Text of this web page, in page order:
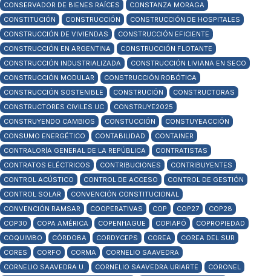
CONSERVADOR DE BIENES RAÍCES
CONSTANZA MORAGA
CONSTITUCIÓN
CONSTRUCCIÓN
CONSTRUCCIÓN DE HOSPITALES
CONSTRUCCIÓN DE VIVIENDAS
CONSTRUCCIÓN EFICIENTE
CONSTRUCCIÓN EN ARGENTINA
CONSTRUCCIÓN FLOTANTE
CONSTRUCCIÓN INDUSTRIALIZADA
CONSTRUCCIÓN LIVIANA EN SECO
CONSTRUCCIÓN MODULAR
CONSTRUCCIÓN ROBÓTICA
CONSTRUCCIÓN SOSTENIBLE
CONSTRUCIÓN
CONSTRUCTORAS
CONSTRUCTORES CIVILES UC
CONSTRUYE2025
CONSTRUYENDO CAMBIOS
CONSTUCCIÓN
CONSTUYEACCIÓN
CONSUMO ENERGÉTICO
CONTABILIDAD
CONTAINER
CONTRALORÍA GENERAL DE LA REPÚBLICA
CONTRATISTAS
CONTRATOS ELÉCTRICOS
CONTRIBUCIONES
CONTRIBUYENTES
CONTROL ACÚSTICO
CONTROL DE ACCESO
CONTROL DE GESTIÓN
CONTROL SOLAR
CONVENCIÓN CONSTITUCIONAL
CONVENCIÓN RAMSAR
COOPERATIVAS COP COP27
COP28
COP30
COPA AMÉRICA COPENHAGUE COPIAPÓ
COPROPIEDAD
COQUIMBO
CÓRDOBA CORDYCEPS COREA
COREA DEL SUR
CORES
CORFO CORMA
CORNELIO SAAVEDRA
CORNELIO SAAVEDRA U.
CORNELIO SAAVEDRA URIARTE
CORONEL